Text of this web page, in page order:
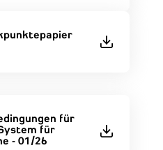
für
für
- 01/26